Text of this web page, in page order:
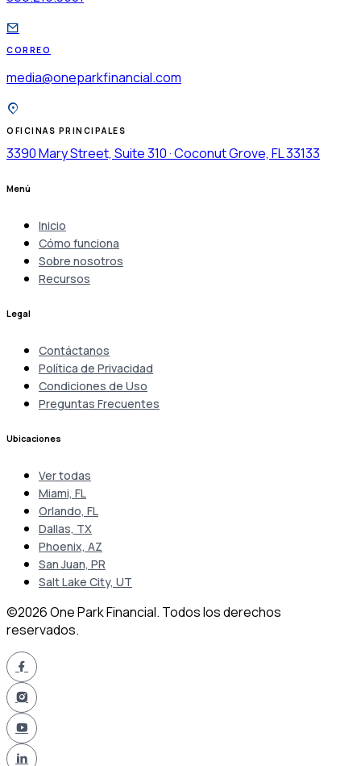
CORREO
media@oneparkfinancial.com
OFICINAS PRINCIPALES
3390 Mary Street, Suite 310 · Coconut Grove, FL 33133
Menú
Inicio
Cómo funciona
Sobre nosotros
Recursos
Legal
Contáctanos
Política de Privacidad
Condiciones de Uso
Preguntas Frecuentes
Ubicaciones
Ver todas
Miami, FL
Orlando, FL
Dallas, TX
Phoenix, AZ
San Juan, PR
Salt Lake City, UT
©2026 One Park Financial. Todos los derechos
reservados.